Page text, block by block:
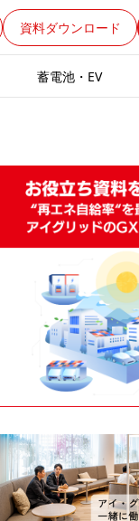
資料ダウンロード
蓄電池・EV